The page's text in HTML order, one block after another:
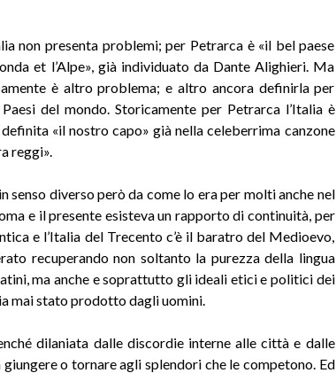
non presenta problemi; per Petrarca è «il bel paese
et l’Alpe», già individuato da Dante Alighieri. Ma
è altro problema; e altro ancora definirla per
del mondo. Storicamente per Petrarca l’Italia è
«il nostro capo» già nella celeberrima canzone
reggi».
senso diverso però da come lo era per molti anche nel
e il presente esisteva un rapporto di continuità, per
e l’Italia del Trecento c’è il baratro del Medioevo,
recuperando non soltanto la purezza della lingua
ma anche e soprattutto gli ideali etici e politici dei
mai stato prodotto dagli uomini.
dilaniata dalle discordie interne alle città e dalle
o tornare agli splendori che le competono. Ed